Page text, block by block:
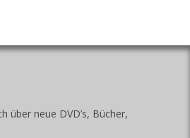
über neue DVD’s, Bücher,